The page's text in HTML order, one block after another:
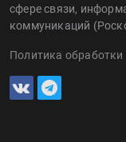
сфере связи,
коммуникаций
Политика